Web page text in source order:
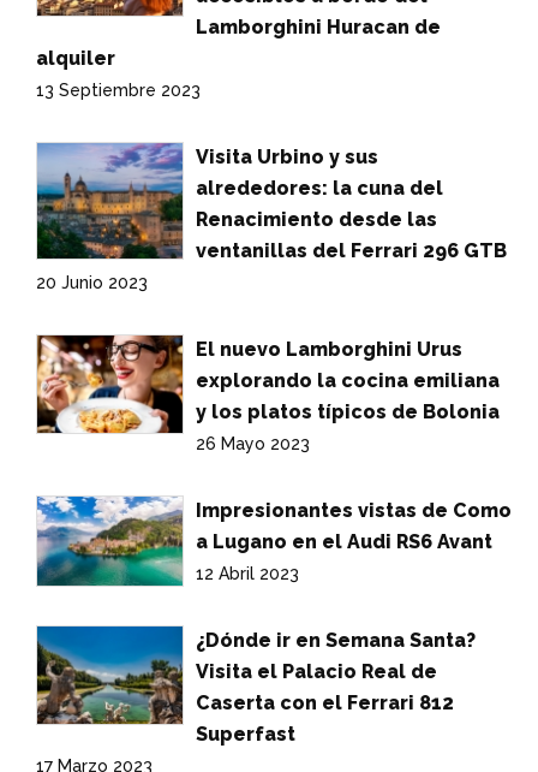
Lamborghini Huracan de
alquiler
13 Septiembre 2023
Visita Urbino y sus
alrededores: la cuna del
Renacimiento desde las
ventanillas del Ferrari 296 GTB
20 Junio 2023
El nuevo Lamborghini Urus
explorando la cocina emiliana
y los platos típicos de Bolonia
26 Mayo 2023
Impresionantes vistas de Como
a Lugano en el Audi RS6 Avant
12 Abril 2023
¿Dónde ir en Semana Santa?
Visita el Palacio Real de
Caserta con el Ferrari 812
Superfast
17 Marzo 2023